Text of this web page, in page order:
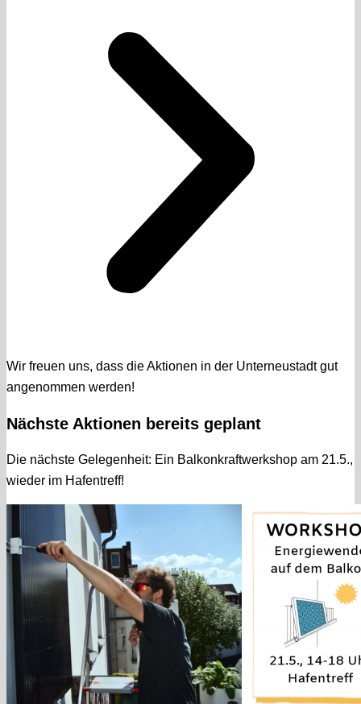
Wir freuen uns, dass die Aktionen in der Unterneustadt gut
angenommen werden!
Nächste Aktionen bereits geplant
Die nächste Gelegenheit: Ein Balkonkraftwerkshop am 21.5.,
wieder im Hafentreff!